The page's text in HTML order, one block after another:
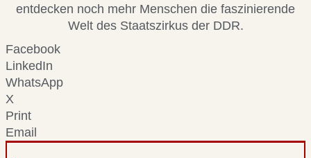
entdecken noch mehr Menschen die faszinierende
Welt des Staatszirkus der DDR.
Facebook
LinkedIn
WhatsApp
X
Print
Email